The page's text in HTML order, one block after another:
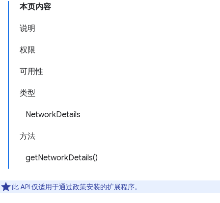
本页内容
说明
权限
可用性
类型
NetworkDetails
方法
getNetworkDetails()
此 API 仅适用于通过政策安装的扩展程序。